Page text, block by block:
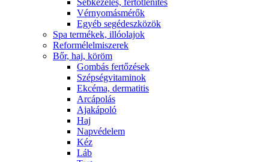
Sebkezelés, fertőtlenítés
Vérnyomásmérők
Egyéb segédeszközök
Spa termékek, illóolajok
Reformélelmiszerek
Bőr, haj, köröm
Gombás fertőzések
Szépségvitaminok
Ekcéma, dermatitis
Arcápolás
Ajakápoló
Haj
Napvédelem
Kéz
Láb